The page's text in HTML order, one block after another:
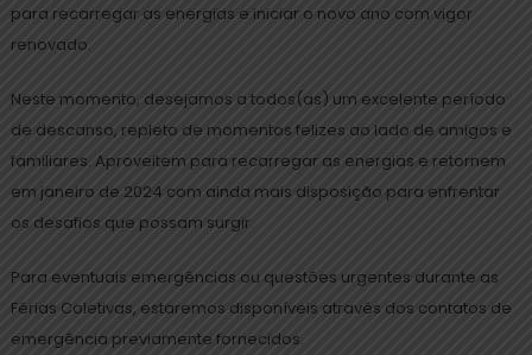
para recarregar as energias e iniciar o novo ano com vigor
renovado.
Neste momento, desejamos a todos(as) um excelente período
de descanso, repleto de momentos felizes ao lado de amigos e
familiares. Aproveitem para recarregar as energias e retornem
em janeiro de 2024 com ainda mais disposição para enfrentar
os desafios que possam surgir.
Para eventuais emergências ou questões urgentes durante as
Férias Coletivas, estaremos disponíveis através dos contatos de
emergência previamente fornecidos.